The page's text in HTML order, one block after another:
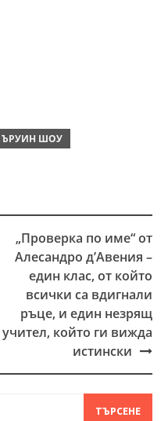
ЪРУИН ШОУ
„Проверка по име“ от
Алесандро д’Авения –
един клас, от който
всички са вдигнали
ръце, и един незрящ
учител, който ги вижда
истински